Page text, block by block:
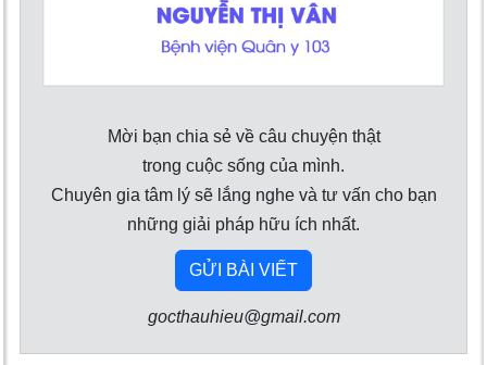
Mời bạn chia sẻ về câu chuyện thật
trong cuộc sống của mình.
Chuyên gia tâm lý sẽ lắng nghe và tư vấn cho bạn
những giải pháp hữu ích nhất.
GỬI BÀI VIẾT
gocthauhieu@gmail.com